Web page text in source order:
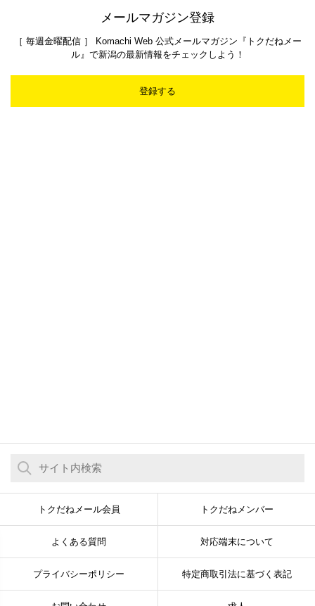
メールマガジン登録
［ 毎週金曜配信 ］ Komachi Web 公式メールマガジン『トクだねメー
ル』で新潟の最新情報をチェックしよう！
登録する
トクだねメール会員 トクだねメンバー
よくある質問 対応端末について
プライバシーポリシー 特定商取引法に基づく表記